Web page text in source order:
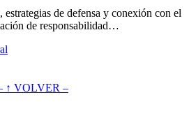
de defensa y conexión con el
de responsabilidad…
↑ VOLVER –